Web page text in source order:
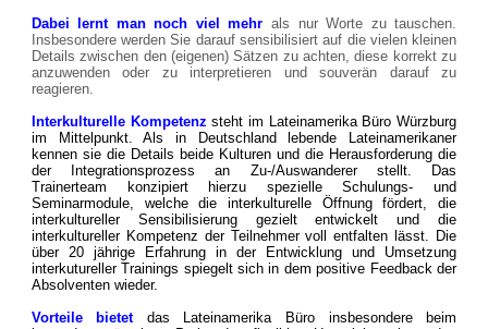
Dabei lernt man noch viel mehr als nur Worte zu tauschen.
Insbesondere werden Sie darauf sensibilisiert auf die vielen kleinen
Details zwischen den (eigenen) Sätzen zu achten, diese korrekt zu
anzuwenden oder zu interpretieren und souverän darauf zu
reagieren.
Interkulturelle Kompetenz steht im Lateinamerika Büro Würzburg
im Mittelpunkt. Als in Deutschland lebende Lateinamerikaner
kennen sie die Details beide Kulturen und die Herausforderung die
der Integrationsprozess an Zu-/Auswanderer stellt. Das
Trainerteam konzipiert hierzu spezielle Schulungs- und
Seminarmodule, welche die interkulturelle Öffnung fördert, die
interkultureller Sensibilisierung gezielt entwickelt und die
interkultureller Kompetenz der Teilnehmer voll entfalten lässt. Die
über 20 jährige Erfahrung in der Entwicklung und Umsetzung
interkutureller Trainings spiegelt sich in dem positive Feedback der
Absolventen wieder.
Vorteile bietetdas Lateinamerika Büro insbesondere beim